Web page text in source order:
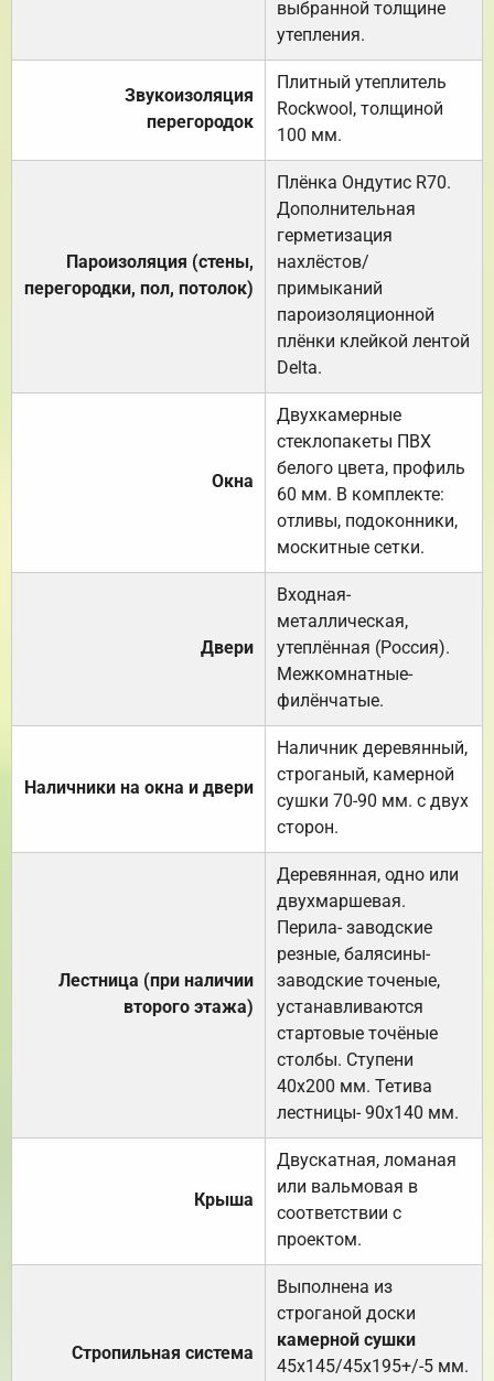
выбранной толщине
утепления.
Звукоизоляция
перегородок
Плитный утеплитель
Rockwool, толщиной
100 мм.
Пароизоляция (стены,
перегородки, пол, потолок)
Плёнка Ондутис R70.
Дополнительная
герметизация
нахлёстов/
примыканий
пароизоляционной
плёнки клейкой лентой
Delta.
Окна
Двухкамерные
стеклопакеты ПВХ
белого цвета, профиль
60 мм. В комплекте:
отливы, подоконники,
москитные сетки.
Двери
Входная-
металлическая,
утеплённая (Россия).
Межкомнатные-
филёнчатые.
Наличники на окна и двери
Наличник деревянный,
строганый, камерной
сушки 70-90 мм. с двух
сторон.
Лестница (при наличии
второго этажа)
Деревянная, одно или
двухмаршевая.
Перила- заводские
резные, балясины-
заводские точеные,
устанавливаются
стартовые точёные
столбы. Ступени
40х200 мм. Тетива
лестницы- 90х140 мм.
Крыша
Двускатная, ломаная
или вальмовая в
соответствии с
проектом.
Стропильная система
Выполнена из
строганой доски
камерной сушки
45х145/45х195+/-5 мм.